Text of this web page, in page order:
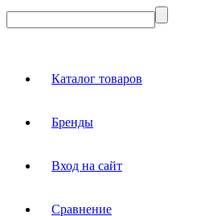
Каталог товаров
Бренды
Вход на сайт
Сравнение